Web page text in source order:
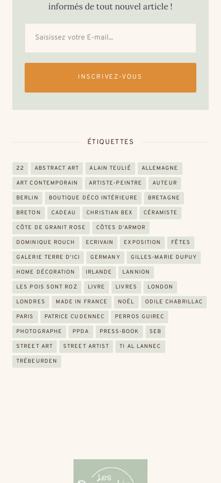
informés de tout nouvel article !
INSCRIVEZ-VOUS
ÉTIQUETTES
22 ABSTRACT ART ALAIN TEULIÉ ALLEMAGNE
ART CONTEMPORAIN ARTISTE-PEINTRE AUTEUR
BERLIN BOUTIQUE DÉCO INTÉRIEURE BRETAGNE
BRETON CADEAU CHRISTIAN BEX CÉRAMISTE
CÔTE DE GRANIT ROSE CÔTES D'ARMOR
DOMINIQUE ROUCH ECRIVAIN EXPOSITION FÊTES
GALERIE TERRE D'ICI GERMANY GILLES-MARIE DUPUY
HOME DÉCORATION IRLANDE LANNION
LES POIS SONT ROZ LIVRE LIVRES LONDON
LONDRES MADE IN FRANCE NOËL ODILE CHABRILLAC
PARIS PATRICE CUDENNEC PERROS GUIREC
PHOTOGRAPHE PPDA PRESS-BOOK SEB
STREET ART STREET ARTIST TI AL LANNEC
TRÉBEURDEN